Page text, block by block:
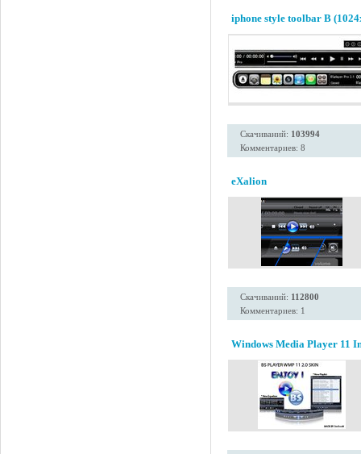
iphone style toolbar B
Скачиваний: 103994
Комментариев: 8
eXalion
Скачиваний: 112800
Комментариев: 1
Windows Media Player 11